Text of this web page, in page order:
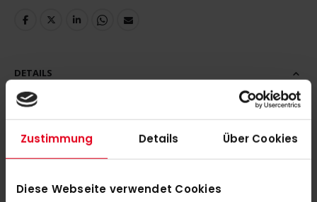
Zustimmung Details Über Cookies
Diese Webseite verwendet Cookies
DETAILS
MEHR INFORMATIONEN
BEWERTUNGEN